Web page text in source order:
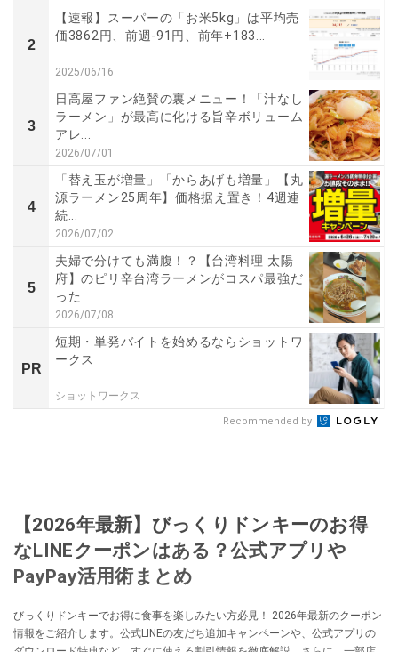
2
【速報】スーパーの「お米5kg」は平均売
価3862円、前週-91円、前年+183...
2025/06/16
3
日高屋ファン絶賛の裏メニュー！「汁なし
ラーメン」が最高に化ける旨辛ボリューム
アレ...
2026/07/01
4
「替え玉が増量」「からあげも増量」【丸
源ラーメン25周年】価格据え置き！4週連
続...
2026/07/02
5
夫婦で分けても満腹！？【台湾料理 太陽
府】のピリ辛台湾ラーメンがコスパ最強だ
った
2026/07/08
PR
短期・単発バイトを始めるならショットワ
ークス
ショットワークス
Recommended by
【2026年最新】びっくりドンキーのお得
なLINEクーポンはある？公式アプリや
PayPay活用術まとめ
びっくりドンキーでお得に食事を楽しみたい方必見！ 2026年最新のクーポン
情報をご紹介します。公式LINEの友だち追加キャンペーンや、公式アプリの